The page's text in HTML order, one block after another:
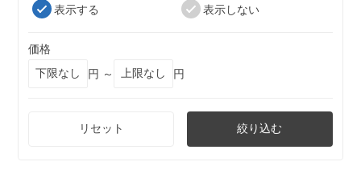
表示する
表示しない
価格
円 ～
円
リセット 絞り込む